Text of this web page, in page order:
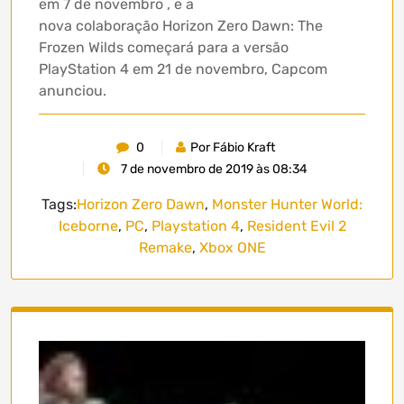
em 7 de novembro , e a
nova colaboração Horizon Zero Dawn: The
Frozen Wilds começará para a versão
PlayStation 4 em 21 de novembro, Capcom
anunciou.
0
Por Fábio Kraft
7 de novembro de 2019 às 08:34
Tags:Horizon Zero Dawn, Monster Hunter World:
Iceborne, PC, Playstation 4, Resident Evil 2
Remake, Xbox ONE